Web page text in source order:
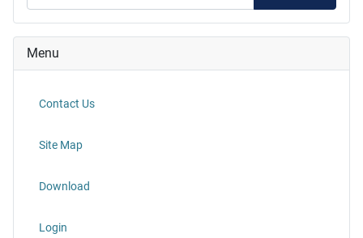
Menu
Contact Us
Site Map
Download
Login